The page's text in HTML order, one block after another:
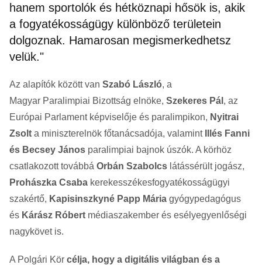
hanem sportolók és hétköznapi hősök is, akik
a fogyatékosságügy különböző területein
dolgoznak. Hamarosan megismerkedhetsz
velük."
Az alapítók között van Szabó László, a
Magyar Paralimpiai Bizottság elnöke, Szekeres Pál , az
Európai Parlament képviselője és paralimpikon, Nyitrai
Zsolt a miniszterelnök főtanácsadója, valamint
Illés Fanni
és Becsey János paralimpiai bajnok úszók. A körhöz
csatlakozott továbbá Orbán Szabolcs látássérült jogász,
Prohászka Csaba kerekesszékesfogyatékosságügyi
szakértő, Kapisinszkyné Papp Mária gyógypedagógus
és Kárász Róbert médiaszakember és esélyegyenlőségi
nagykövet is.
A Polgári Kör célja, hogy a digitális világban és a